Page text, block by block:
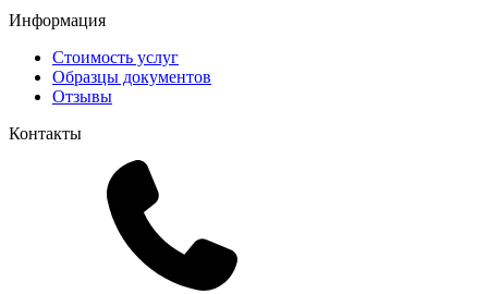
Информация
Стоимость услуг
Образцы документов
Отзывы
Контакты